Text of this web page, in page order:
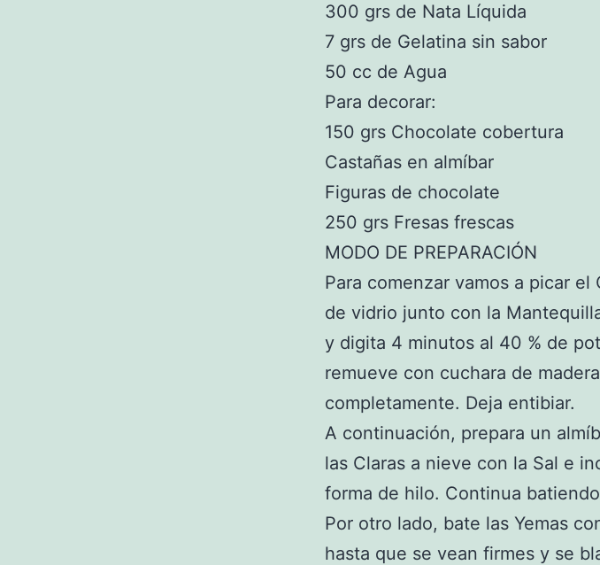
300 grs de Nata Líquida
7 grs de Gelatina sin sabor
50 cc de Agua
Para decorar:
150 grs Chocolate cobertura
Castañas en almíbar
Figuras de chocolate
250 grs Fresas frescas
MODO DE PREPARACIÓN
Para comenzar vamos a picar
de vidrio junto con la
y digita 4 minutos al 40 % de
remueve con cuchara de
completamente. Deja entibiar.
A continuación, prepara un
las Claras a nieve con la Sal e
forma de hilo. Continua
Por otro lado, bate las Yemas
hasta que se vean firmes y se